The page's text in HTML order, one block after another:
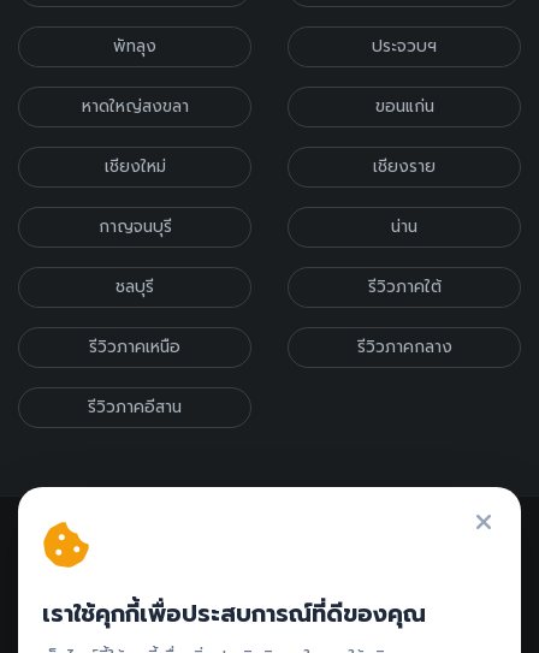
พัทลุง ประจวบฯ
หาดใหญ่สงขลา ขอนแก่น
เชียงใหม่ เชียงราย
กาญจนบุรี น่าน
ชลบุรี รีวิวภาคใต้
รีวิวภาคเหนือ รีวิวภาคกลาง
รีวิวภาคอีสาน
ติดต่อรีวิว // ลงโฆษณา
เราใช้คุกกี้เพื่อประสบการณ์ที่ดีของคุณ